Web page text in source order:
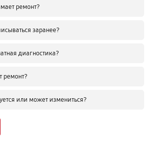
ремонт?
заранее?
диагностика?
ремонт?
или может измениться?